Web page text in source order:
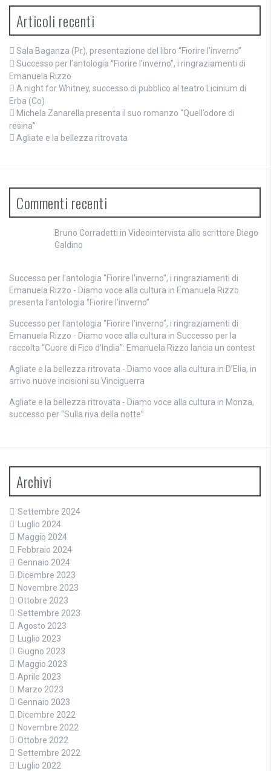
Articoli recenti
Sala Baganza (Pr), presentazione del libro “Fiorire l’inverno”
Successo per l’antologia “Fiorire l’inverno”, i ringraziamenti di
Emanuela Rizzo
A night for Whitney, successo di pubblico al teatro Licinium di
Erba (Co)
Michela Zanarella presenta il suo romanzo “Quell’odore di
resina”
Agliate e la bellezza ritrovata
Commenti recenti
Bruno Corradetti in Videointervista allo scrittore Diego
Galdino
Successo per l'antologia "Fiorire l'inverno", i ringraziamenti di
Emanuela Rizzo - Diamo voce alla cultura in Emanuela Rizzo
presenta l’antologia “Fiorire l’inverno”
Successo per l'antologia "Fiorire l'inverno", i ringraziamenti di
Emanuela Rizzo - Diamo voce alla cultura in Successo per la
raccolta “Cuore di Fico d’India”: Emanuela Rizzo lancia un contest
Agliate e la bellezza ritrovata - Diamo voce alla cultura in D’Elia, in
arrivo nuove incisioni su Vinciguerra
Agliate e la bellezza ritrovata - Diamo voce alla cultura in Monza,
successo per “Sulla riva della notte”
Archivi
Settembre 2024
Luglio 2024
Maggio 2024
Febbraio 2024
Gennaio 2024
Dicembre 2023
Novembre 2023
Ottobre 2023
Settembre 2023
Agosto 2023
Luglio 2023
Giugno 2023
Maggio 2023
Aprile 2023
Marzo 2023
Gennaio 2023
Dicembre 2022
Novembre 2022
Ottobre 2022
Settembre 2022
Luglio 2022